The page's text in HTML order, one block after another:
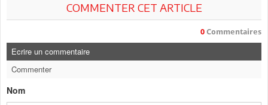
COMMENTER CET ARTICLE
0 Commentaires
Ecrire un commentaire
Commenter
Nom